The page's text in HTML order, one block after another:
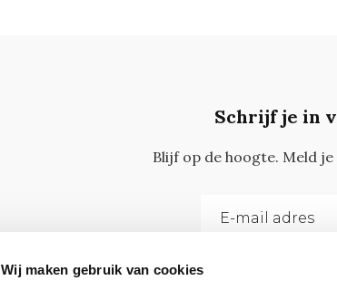
Wij maken gebruik van cookies
Schrijf je in
Blijf op de hoogte. Meld